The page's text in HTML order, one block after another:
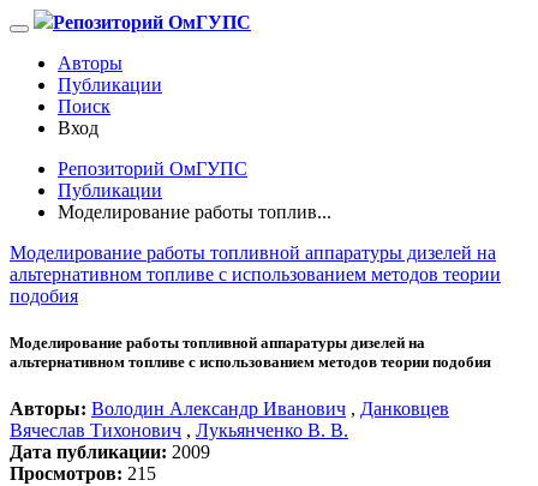
Репозиторий ОмГУПС
Авторы
Публикации
Поиск
Вход
Репозиторий ОмГУПС
Публикации
Моделирование работы топлив...
Моделирование работы топливной аппаратуры дизелей на
альтернативном топливе с использованием методов теории
подобия
Моделирование работы топливной аппаратуры дизелей на
альтернативном топливе с использованием методов теории подобия
Авторы: Володин Александр Иванович , Данковцев
Вячеслав Тихонович , Лукьянченко В. В.
Дата публикации: 2009
Просмотров: 215